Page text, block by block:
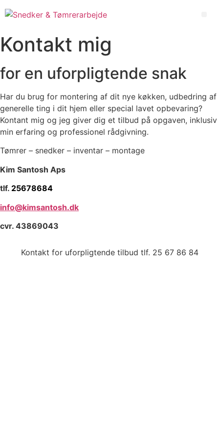
til
Kontakt mig
for en uforpligtende snak
Har du brug for montering af dit nye køkken, udbedring af
generelle ting i dit hjem eller special lavet opbevaring?
Kontant mig og jeg giver dig et tilbud på opgaven, inklusiv
min erfaring og professionel rådgivning.
Tømrer – snedker – inventar – montage
Kim Santosh Aps
tlf. 25678684
info@kimsantosh.dk
cvr. 43869043
Kontakt for uforpligtende tilbud tlf. 25 67 86 84